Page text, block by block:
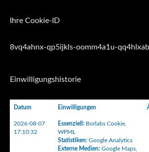
Ihre Cookie-ID
8vq4ahnx-qp5ijkls-oomm4a1u-qq4hlxab
Einwilligungshistorie
Datum Einwilligungen
2026-08-07
17:10:32
Essenziell : Borlabs Cookie
WPML
Statistiken: Google Analytics
Externe Medien: Google Maps